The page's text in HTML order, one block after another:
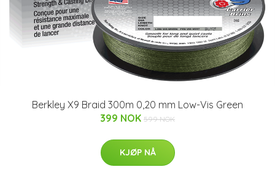
Berkley X9 Braid 300m 0,20 mm Low-Vis Green
399 NOK 599 NOK
KJØP NÅ